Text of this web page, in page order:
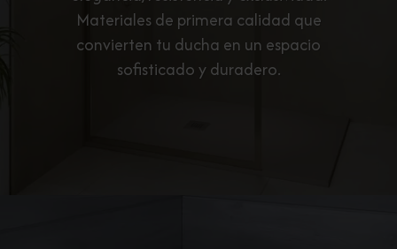
Materiales de primera calidad que
convierten tu ducha en un espacio
sofisticado y duradero.